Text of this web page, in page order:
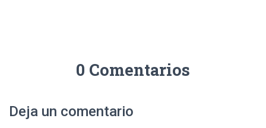
0 Comentarios
Deja un comentario